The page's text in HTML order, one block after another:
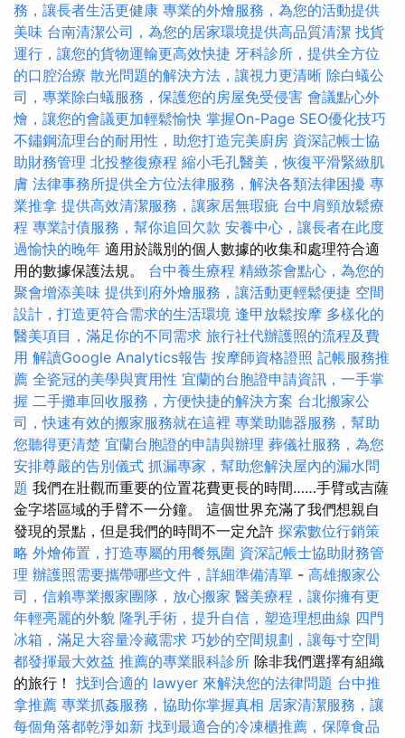
務，讓長者生活更健康 專業的外燴服務，為您的活動提供
美味 台南清潔公司，為您的居家環境提供高品質清潔 找貨
運行，讓您的貨物運輸更高效快捷 牙科診所，提供全方位
的口腔治療 散光問題的解決方法，讓視力更清晰 除白蟻公
司，專業除白蟻服務，保護您的房屋免受侵害 會議點心外
燴，讓您的會議更加輕鬆愉快 掌握On-Page SEO優化技巧
不鏽鋼流理台的耐用性，助您打造完美廚房 資深記帳士協
助財務管理 北投整復療程 縮小毛孔醫美，恢復平滑緊緻肌
膚 法律事務所提供全方位法律服務，解決各類法律困擾 專
業推拿 提供高效清潔服務，讓家居無瑕疵 台中肩頸放鬆療
程 專業討債服務，幫你追回欠款 安養中心，讓長者在此度
過愉快的晚年 適用於識別的個人數據的收集和處理符合適
用的數據保護法規。 台中養生療程 精緻茶會點心，為您的
聚會增添美味 提供到府外燴服務，讓活動更輕鬆便捷 空間
設計，打造更符合需求的生活環境 逢甲放鬆按摩 多樣化的
醫美項目，滿足你的不同需求 旅行社代辦護照的流程及費
用 解讀Google Analytics報告 按摩師資格證照 記帳服務推
薦 全瓷冠的美學與實用性 宜蘭的台胞證申請資訊，一手掌
握 二手攤車回收服務，方便快捷的解決方案 台北搬家公
司，快速有效的搬家服務就在這裡 專業助聽器服務，幫助
您聽得更清楚 宜蘭台胞證的申請與辦理 葬儀社服務，為您
安排尊嚴的告別儀式 抓漏專家，幫助您解決屋內的漏水問
題 我們在壯觀而重要的位置花費更長的時間……手臂或吉薩
金字塔區域的手臂不一分鐘。 這個世界充滿了我們想親自
發現的景點，但是我們的時間不一定允許 探索數位行銷策
略 外燴佈置，打造專屬的用餐氛圍 資深記帳士協助財務管
理 辦護照需要攜帶哪些文件，詳細準備清單 - 高雄搬家公
司，信賴專業搬家團隊，放心搬家 醫美療程，讓你擁有更
年輕亮麗的外貌 隆乳手術，提升自信，塑造理想曲線 四門
冰箱，滿足大容量冷藏需求 巧妙的空間規劃，讓每寸空間
都發揮最大效益 推薦的專業眼科診所 除非我們選擇有組織
的旅行！ 找到合適的 lawyer 來解決您的法律問題 台中推
拿推薦 專業抓姦服務，協助你掌握真相 居家清潔服務，讓
每個角落都乾淨如新 找到最適合的冷凍櫃推薦，保障食品